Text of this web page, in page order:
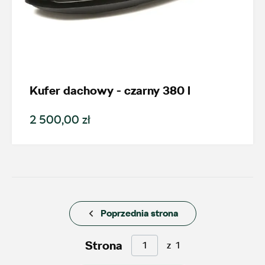
Kufer dachowy - czarny 380 l
2 500,00 zł
Poprzednia strona
Strona z 1
Wybierz dealera obsługującego
Twoje zapytanie
AMD Auto Centrum